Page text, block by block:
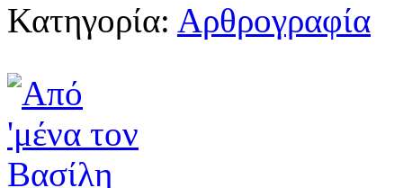
Κατηγορία: Αρθρογραφία